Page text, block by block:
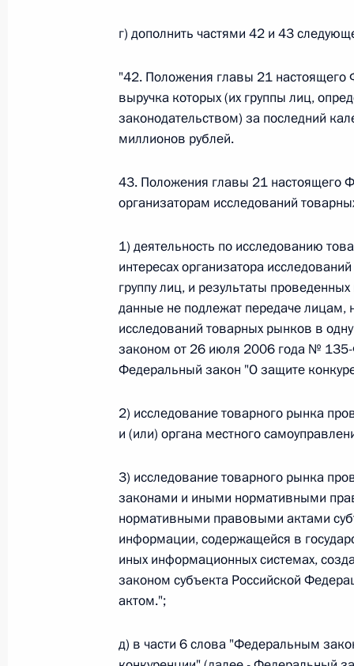
Федеральный закон от
О внесении изменения в статью 2
26 июля 2026 года
Федеральный закон от
26 июля 2026 года
Федеральный закон от
О внесении изменений в статью 13–2
и признании утратившим силу пункта 1
26 июля 2026 года
Федеральный закон от
О внесении изменения в статью 10
26 июля 2026 года
О ратификации Соглашения между
Министров Киргизской Республики о
г) дополнить частями 42 и 43
"42. Положения главы 21 настоящего
выручка которых (их группы лиц,
законодательством) за последний
миллионов рублей.
43. Положения главы 21 настоящего
организаторам исследований
1) деятельность по исследованию
интересах организатора
группу лиц, и результаты
данные не подлежат передаче лицам,
исследований товарных рынков в
законом от 26 июля 2006 года №
Федеральный закон "О защите
2) исследование товарного рынка
и (или) органа местного
3) исследование товарного рынка
законами и иными нормативными
нормативными правовыми актами
информации, содержащейся в
иных информационных системах,
законом субъекта Российской
актом.";
д) в части 6 слова "Федеральным